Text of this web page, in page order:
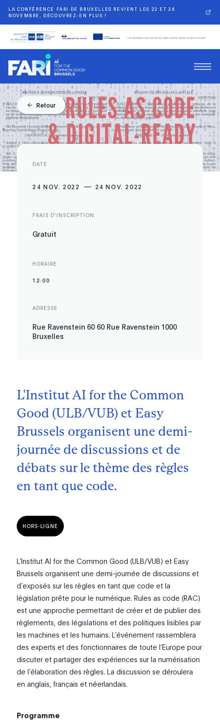
LA CONFÉRENCE FARI DE BRUXELLES REVIENT LES 23 ET 24
NOVEMBRE, DÉCOUVREZ-EN PLUS !
Retour
DATE
24 NOV. 2022 24 NOV. 2022
FRAIS D'INSCRIPTION
Gratuit
HORAIRE
12:00
ADRESSE
Rue Ravenstein 60 60 Rue Ravenstein 1000
Bruxelles
L'Institut AI for the Common
Good (ULB/VUB) et Easy
Brussels organisent une demi-
journée de discussions et de
débats sur le thème des règles
en tant que code.
HORS-LIGNE
L’Institut AI for the Common Good (ULB/VUB) et Easy
Brussels organisent une demi-journée de discussions et
d’exposés sur les règles en tant que code et la
législation prête pour le numérique. Rules as code (RAC)
est une approche permettant de créer et de publier des
règlements, des législations et des politiques lisibles par
les machines et les humains. L’événement rassemblera
des experts et des fonctionnaires de toute l’Europe pour
discuter et partager des expériences sur la numérisation
de l’élaboration des règles. La discussion se déroulera
en anglais, français et néerlandais.
Programme